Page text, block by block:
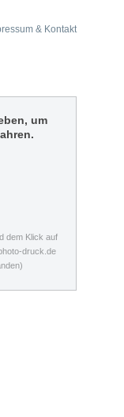
& Kontakt
um
dem Klick auf
druck.de